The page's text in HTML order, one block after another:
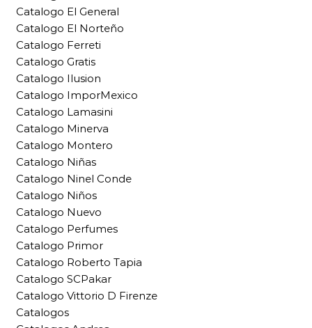
Catalogo El General
Catalogo El Norteño
Catalogo Ferreti
Catalogo Gratis
Catalogo Ilusion
Catalogo ImporMexico
Catalogo Lamasini
Catalogo Minerva
Catalogo Montero
Catalogo Niñas
Catalogo Ninel Conde
Catalogo Niños
Catalogo Nuevo
Catalogo Perfumes
Catalogo Primor
Catalogo Roberto Tapia
Catalogo SCPakar
Catalogo Vittorio D Firenze
Catalogos